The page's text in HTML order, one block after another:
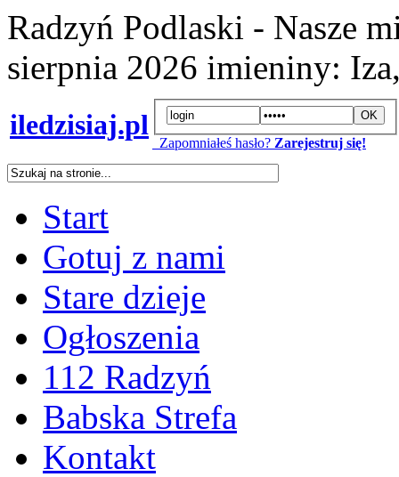
Radzyń Podlaski - Nasze
sierpnia 2026 imieniny:
iledzisiaj.pl
Zapomniałeś hasło? Zarejestruj się!
Start
Gotuj z nami
Stare dzieje
Ogłoszenia
112 Radzyń
Babska Strefa
Kontakt